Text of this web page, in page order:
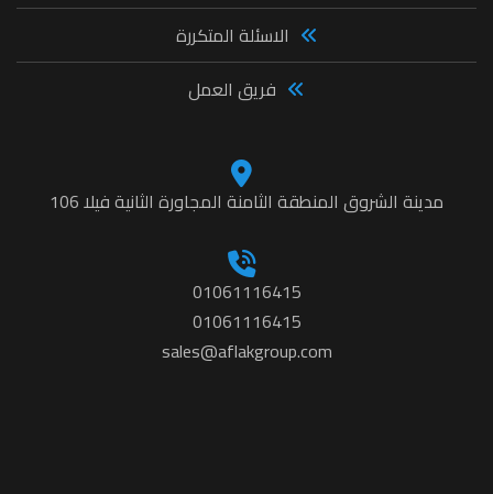
الاسئلة المتكررة
فريق العمل
مدينة الشروق المنطقة الثامنة المجاورة الثانية فيلا 106
01061116415
01061116415
sales@aflakgroup.com